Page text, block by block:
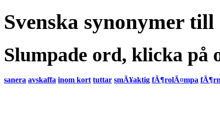
Svenska synonymer
Slumpade ord, klicka på
sanera avskaffa inom kort tuttar smÃ¥aktig fÃ¶rolÃ¤mpa